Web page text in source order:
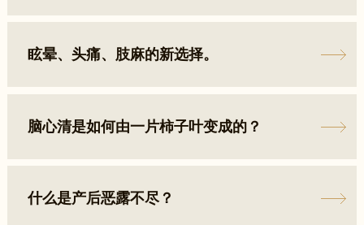
眩晕、头痛、肢麻的新选择。
脑心清是如何由一片柿子叶变成的？
什么是产后恶露不尽？